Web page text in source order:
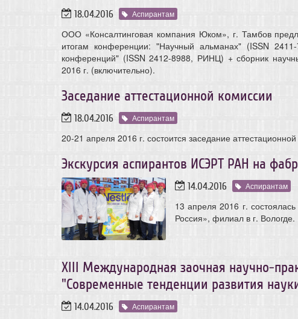
18.04.2016 Аспирантам
ООО «Консалтинговая компания Юком», г. Тамбов
итогам конференции: "Научный альманах" (ISSN
конференций" (ISSN 2412-8988, РИНЦ) + сборник
2016 г. (включительно).
Заседание аттестационной комиссии
18.04.2016 Аспирантам
20-21 апреля 2016 г. состоится заседание
Экскурсия аспирантов ИСЭРТ РАН на
14.04.2016 Аспирантам
13 апреля 2016 г.
Россия», филиал в г. Вологде.
XIII Международная заочная научно-
"Современные тенденции развития
14.04.2016 Аспирантам